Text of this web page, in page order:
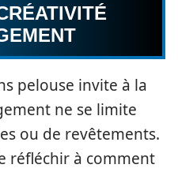
pelouse invite à la
ne se limite
ou de revêtements.
réfléchir à comment